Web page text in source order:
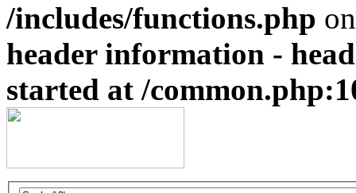
/includes/functions.php
header information -
started at /